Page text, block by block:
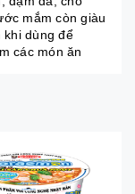
mắm còn giàu
khi dùng để
các món ăn